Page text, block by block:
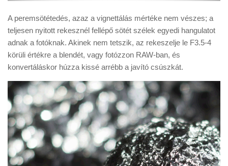
A peremsötétedés, azaz a vignettálás mértéke nem vészes; a
teljesen nyitott rekesznél fellépő sötét szélek egyedi hangulatot
adnak a fotóknak. Akinek nem tetszik, az rekeszelje le F3.5-4
körüli értékre a blendét, vagy fotózzon RAW-ban, és
konvertáláskor húzza kissé arrébb a javító csúszkát.